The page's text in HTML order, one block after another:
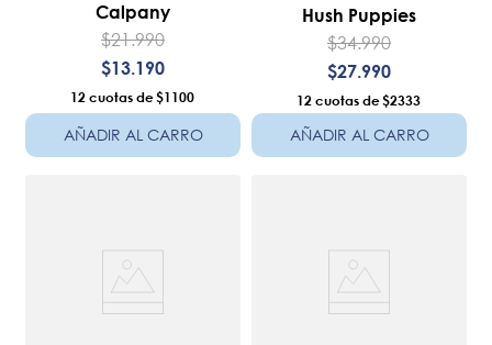
Calpany
$21.990
$13.190
12 $1100
AÑADIR AL CARRO
Hush Puppies
$34.990
$27.990
12 $2333
AÑADIR AL CARRO